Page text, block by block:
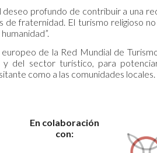
profundo de contribuir a una
fraternidad. El turismo religioso
de la Red Mundial de
y del sector turístico, para
como a las comunidades locales.
En colaboración
con: